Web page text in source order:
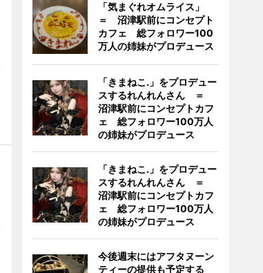
「気まぐれオムライス」
＝ 沼津駅前にコンセプト
カフェ 総フォロワー100
万人の姉妹がプロデュース
「きまねこ.」をプロデュー
スするれんれんさん ＝
沼津駅前にコンセプトカフ
ェ 総フォロワー100万人
の姉妹がプロデュース
「きまねこ.」をプロデュー
スするれんれんさん ＝
沼津駅前にコンセプトカフ
ェ 総フォロワー100万人
の姉妹がプロデュース
今後週末にはアフタヌーン
ティーの提供も予定する